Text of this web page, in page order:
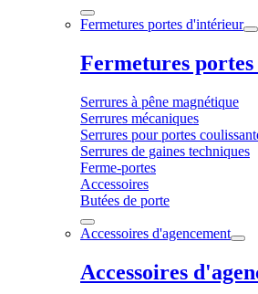
Fermetures portes d'intérieur
Fermetures
Serrures à pêne magnétique
Serrures mécaniques
Serrures pour portes
Serrures de gaines techniques
Ferme-portes
Accessoires
Butées de porte
Accessoires d'agencement
Accessoires